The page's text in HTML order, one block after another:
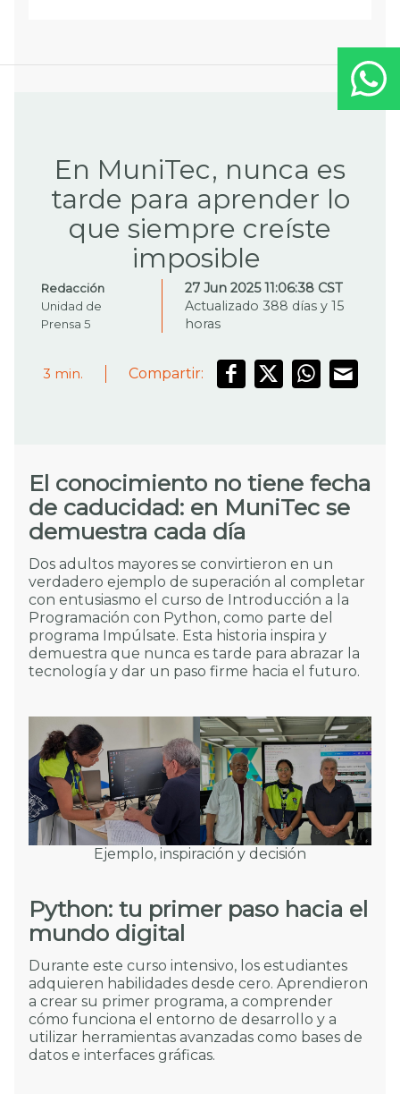
En MuniTec, nunca es
tarde para aprender lo
que siempre creíste
imposible
Redacción
Unidad de
Prensa 5
27 Jun 2025 11:06:38 CST
Actualizado 388 días y 15
horas
3 min. Compartir:
El conocimiento no tiene fecha
de caducidad: en MuniTec se
demuestra cada día
Dos adultos mayores se convirtieron en un
verdadero ejemplo de superación al completar
con entusiasmo el curso de Introducción a la
Programación con Python, como parte del
programa Impúlsate. Esta historia inspira y
demuestra que nunca es tarde para abrazar la
tecnología y dar un paso firme hacia el futuro.
Ejemplo, inspiración y decisión
Python: tu primer paso hacia el
mundo digital
Durante este curso intensivo, los estudiantes
adquieren habilidades desde cero. Aprendieron
a crear su primer programa, a comprender
cómo funciona el entorno de desarrollo y a
utilizar herramientas avanzadas como bases de
datos e interfaces gráficas.